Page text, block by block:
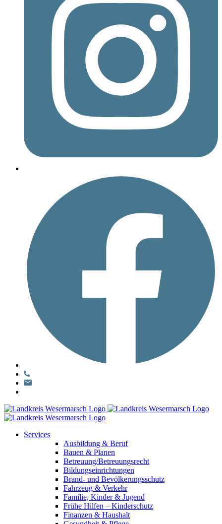
Services
Ausbildung & Beruf
Bauen & Planen
Betreuung/Betreuungsrecht
Bildungseinrichtungen
Brand- und Bevölkerungsschutz
Fahrzeug & Verkehr
Familie, Kinder & Jugend
Frühe Hilfen – Kinderschutz
Finanzen & Haushalt